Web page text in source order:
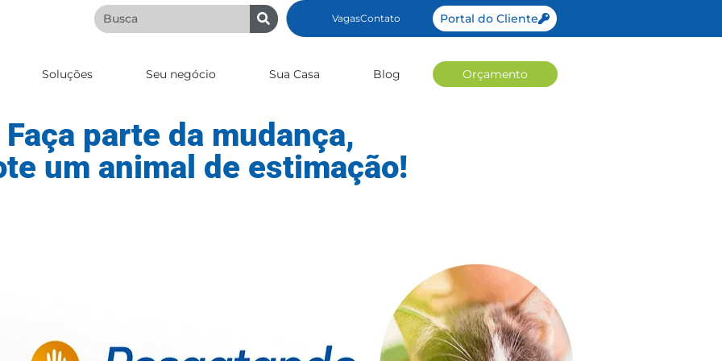
VagasContato Portal do Cliente
Soluções Seu negócio Sua Casa Blog Orçamento
Faça parte da mudança,
um animal de estimação!